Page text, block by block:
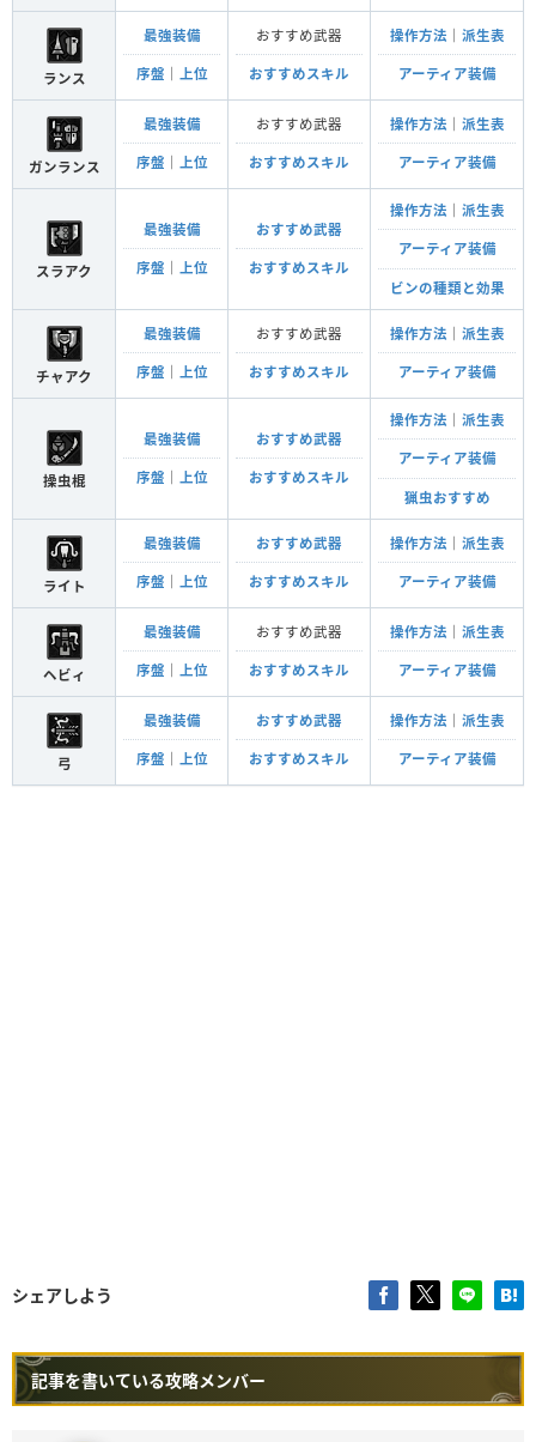
ランス
最強装備
序盤 上位
おすすめ武器
おすすめスキル
操作方法 ｜ 派生表
アーティア装備
ガンランス
最強装備
序盤 上位
おすすめ武器
おすすめスキル
操作方法 ｜ 派生表
アーティア装備
スラアク
最強装備
序盤 上位
おすすめ武器
おすすめスキル
操作方法 ｜ 派生表
アーティア装備
ビンの種類と効果
チャアク
最強装備
序盤 上位
おすすめ武器
おすすめスキル
操作方法 ｜ 派生表
アーティア装備
操虫棍
最強装備
序盤 上位
おすすめ武器
おすすめスキル
操作方法 ｜ 派生表
アーティア装備
猟虫おすすめ
ライト
最強装備
序盤 上位
おすすめ武器
おすすめスキル
操作方法 ｜ 派生表
アーティア装備
ヘビィ
最強装備
序盤 上位
おすすめ武器
おすすめスキル
操作方法 ｜ 派生表
アーティア装備
弓
最強装備
序盤 上位
おすすめ武器
おすすめスキル
操作方法 ｜ 派生表
アーティア装備
シェアしよう
記事を書いている攻略メンバー